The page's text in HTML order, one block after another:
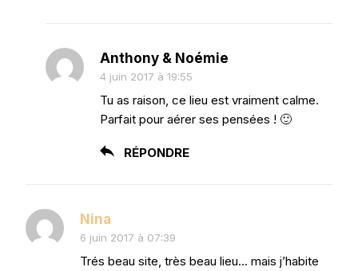
Anthony & Noémie
4 juin 2017 à 19:55
Tu as raison, ce lieu est vraiment calme.
Parfait pour aérer ses pensées ! 🙂
RÉPONDRE
Nina
6 juin 2017 à 07:39
Trés beau site, très beau lieu… mais j’habite